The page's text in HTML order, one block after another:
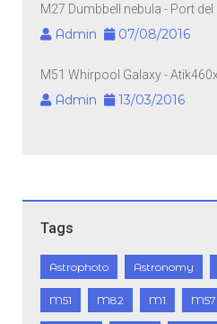
M27 Dumbbell nebula - Port
Admin 07/08/2016
M51 Whirpool Galaxy - Atik460x
Admin 13/03/2016
Tags
Astrophoto Astronomy
M51 M82 M1 M57